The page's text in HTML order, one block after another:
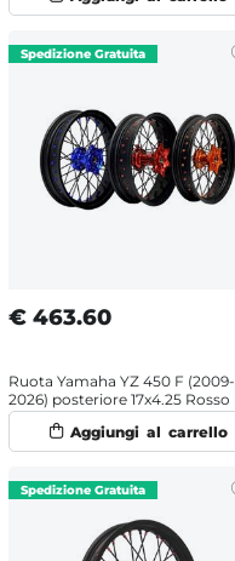
€ 463.60
Ruota Yamaha YZ 450 F (2009-
2026) posteriore 17x4.25 Rosso